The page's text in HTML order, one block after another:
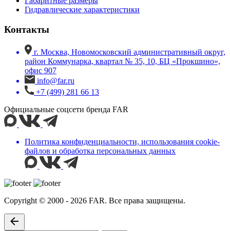
Гидравлические характеристики
Контакты
г. Москва, Новомосковский административный округ,
район Коммунарка, квартал № 35, 10, БЦ «Прокшино»,
офис 907
info@far.ru
+7 (499) 281 66 13
Официальные соцсети бренда FAR
Политика конфиденциальности, использования сookie-
файлов и обработка персональных данных
Copyright © 2000 - 2026 FAR. Все права защищены.